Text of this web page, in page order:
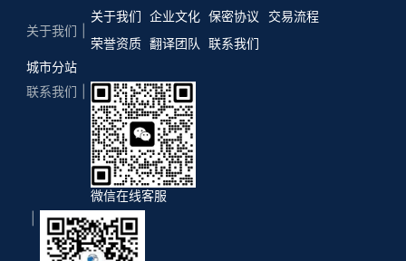
关于我们
关于我们 企业文化 保密协议
交易流程
荣誉资质 翻译团队
联系我们
城市分站
联系我们
微信在线客服